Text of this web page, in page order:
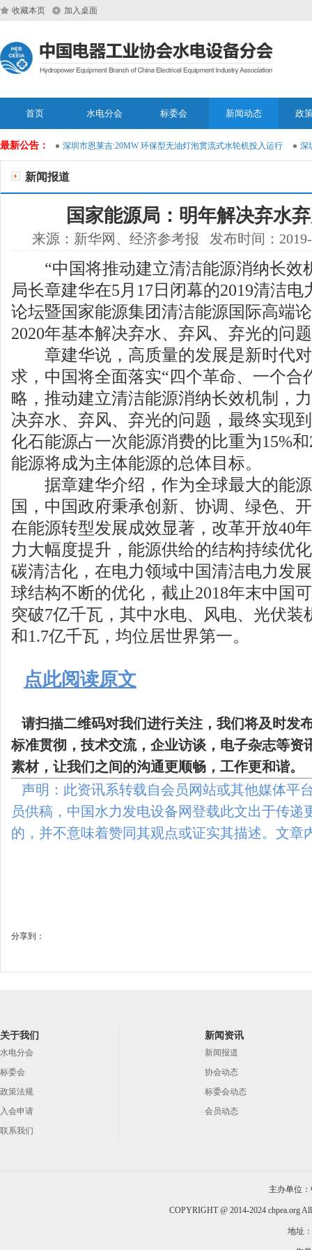
收藏本页 加入桌面
首页 水电分会 标委会 新闻动态 政
最新公告：
维大模型 深圳市恩莱吉:20MW 环保型无油灯泡贯流式水轮机投入运行 深圳
新闻报道
国家能源局：明年解决弃水
来源：新华网、经济参考报 发布时间：
“中国将推动建立清洁能源消纳长效
局长章建华在5月17日闭幕的2019清洁
论坛暨国家能源集团清洁能源国际高端
2020年基本解决弃水、弃风、弃光的问
章建华说，高质量的发展是新时代对
求，中国将全面落实“四个革命、一个合
略，推动建立清洁能源消纳长效机制，
决弃水、弃风、弃光的问题，最终实现
化石能源占一次能源消费的比重为15%
能源将成为主体能源的总体目标。
据章建华介绍，作为全球最大的能源
国，中国政府秉承创新、协调、绿色、
在能源转型发展成效显著，改革开放40
力大幅度提升，能源供给的结构持续优
碳清洁化，在电力领域中国清洁电力发
球结构不断的优化，截止2018年末中国
突破7亿千瓦，其中水电、风电、光伏装
和1.7亿千瓦，均位居世界第一。
点此阅读原文
请扫描二维码对我们进行关注，我们将及时发
标准贯彻，技术交流，企业访谈，电子杂志等资
素材，让我们之间的沟通更顺畅，工作更和谐。
声明：此资讯系转载自会员网站或其他媒体平
员供稿，中国水力发电设备网登载此文出于传递
的，并不意味着赞同其观点或证实其描述。文章
分享到：
关于我们
水电分会
标委会
政策法规
入会申请
联系我们
新闻资讯
新闻报道
协会动态
标委会动态
会员动态
主办单位
COPYRIGHT @ 2014-2024 chpea.org
地址